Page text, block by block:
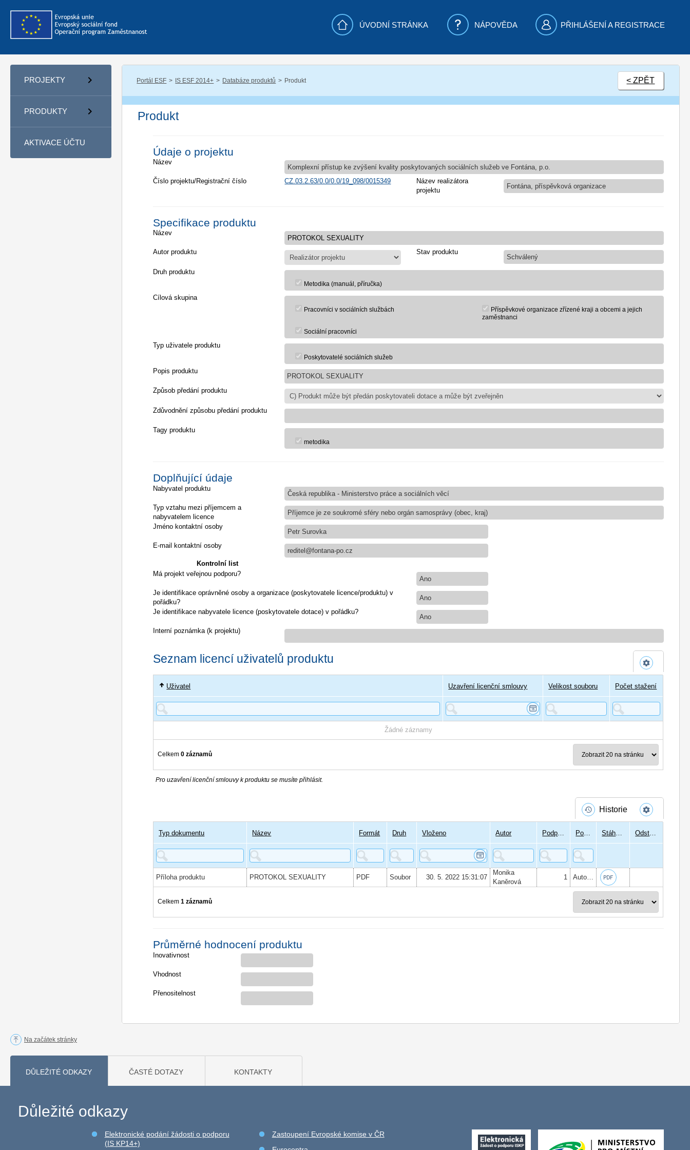
ÚVODNÍ STRÁNKA NÁPOVĚDA PŘIHLÁŠENÍ A REGISTRACE
PROJEKTY
PRODUKTY
AKTIVACE ÚČTU
Portál ESF IS ESF 2014+ Databáze produktů Produkt < ZPĚT
Produkt
Údaje o projektu
Název
Komplexní přístup ke zvýšení kvality poskytovaných sociálních služeb ve Fontána, p.o.
Číslo projektu/Registrační číslo
CZ.03.2.63/0.0/0.0/19_098/0015349
Název realizátora
projektu
Fontána, příspěvková organizace
Specifikace produktu
Název
Autor produktu Stav produktu
Schválený
Druh produktu
Metodika (manuál, příručka)
Cílová skupina
Pracovníci v sociálních službách
Příspěvkové organizace zřízené kraji a obcemi a jejich
zaměstnanci
Sociální pracovníci
Typ uživatele produktu
Poskytovatelé sociálních služeb
Popis produktu
PROTOKOL SEXUALITY
Způsob předání produktu
Zdůvodnění způsobu předání produktu
Tagy produktu
metodika
Doplňující údaje
Nabyvatel produktu
Česká republika - Ministerstvo práce a sociálních věcí
Typ vztahu mezi příjemcem a
nabyvatelem licence
Příjemce je ze soukromé sféry nebo orgán samosprávy (obec, kraj)
Jméno kontaktní osoby
Petr Surovka
E-mail kontaktní osoby
reditel@fontana-po.cz
Kontrolní list
Má projekt veřejnou podporu?
Ano
Je identifikace oprávněné osoby a organizace (poskytovatele licence/produktu) v
pořádku?
Ano
Je identifikace nabyvatele licence (poskytovatele dotace) v pořádku?
Ano
Interní poznámka (k projektu)
Seznam licencí uživatelů produktu
Uživatel Uzavření licenční smlouvy Velikost souboru Počet stažení
Žádné záznamy
Celkem 0 záznamů
Pro uzavření licenční smlouvy k produktu se musíte přihlásit.
Historie
Typ dokumentu Název Formát Druh Vloženo Autor Podpisů Podepsal Stáhnout Odstranit
Příloha produktu PROTOKOL SEXUALITY PDF Soubor 30. 5. 2022 15:31:07
Monika
Kaněrová
1 Autor: Mgr. Monika Kaněrová
Celkem 1 záznamů
Průměrné hodnocení produktu
Inovativnost
Vhodnost
Přenositelnost
Na začátek stránky
DŮLEŽITÉ ODKAZY ČASTÉ DOTAZY KONTAKTY
Důležité odkazy
Elektronické podání žádosti o podporu
(IS KP14+)
Zastoupení Evropské komise v ČR